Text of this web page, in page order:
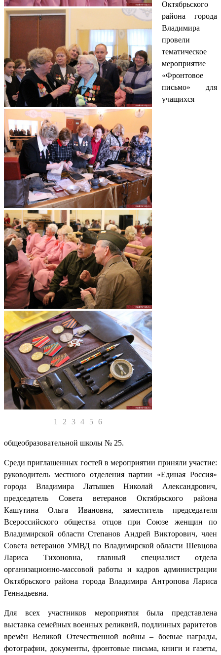
1 2 3 4 5 6
Октябрьского
района города
Владимира
провели
тематическое
мероприятие
«Фронтовое
письмо» для
учащихся
общеобразовательной школы № 25.
Среди приглашенных гостей в мероприятии приняли участие:
руководитель местного отделения партии «Единая Россия»
города Владимира Латышев Николай Александрович,
председатель Совета ветеранов Октябрьского района
Кашутина Ольга Ивановна, заместитель председателя
Всероссийского общества отцов при Союзе женщин по
Владимирской области Степанов Андрей Викторович, член
Совета ветеранов УМВД по Владимирской области Шевцова
Лариса Тихоновна, главный специалист отдела
организационно-массовой работы и кадров администрации
Октябрьского района города Владимира Антропова Лариса
Геннадьевна.
Для всех участников мероприятия была представлена
выставка семейных военных реликвий, подлинных раритетов
времён Великой Отечественной войны – боевые награды,
фотографии, документы, фронтовые письма, книги и газеты,